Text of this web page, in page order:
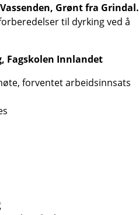
Grønt fra Grindal.
til dyrking ved å
Fagskolen Innlandet
forventet arbeidsinnsats